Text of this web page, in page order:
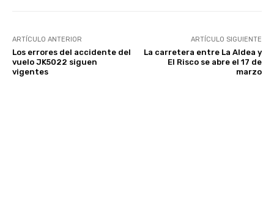
ARTÍCULO ANTERIOR
Los errores del accidente del
vuelo JK5022 siguen
vigentes
ARTÍCULO SIGUIENTE
La carretera entre La Aldea y
El Risco se abre el 17 de
marzo